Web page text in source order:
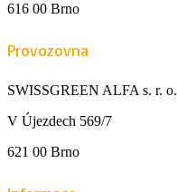
616 00 Brno
Provozovna
SWISSGREEN ALFA s. r. o.
V Újezdech 569/7
621 00 Brno